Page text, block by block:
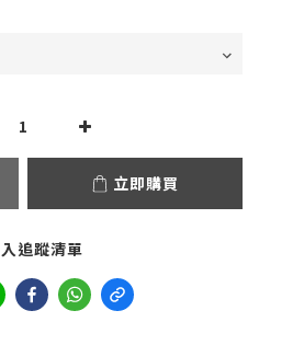
立即購買
追蹤清單